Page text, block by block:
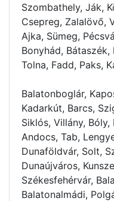
Szombathely, Ják,
Csepreg, Zalalövő,
Ajka, Sümeg,
Bonyhád, Bátaszék,
Tolna, Fadd, Paks,
Balatonboglár,
Kadarkút, Barcs,
Siklós, Villány,
Andocs, Tab,
Dunaföldvár, Solt,
Dunaújváros,
Székesfehérvár,
Balatonalmádi,